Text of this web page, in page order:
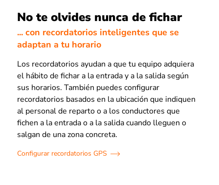
No te olvides nunca de fichar
... con recordatorios inteligentes que se
adaptan a tu horario
Los recordatorios ayudan a que tu equipo adquiera
el hábito de fichar a la entrada y a la salida según
sus horarios. También puedes configurar
recordatorios basados en la ubicación que indiquen
al personal de reparto o a los conductores que
fichen a la entrada o a la salida cuando lleguen o
salgan de una zona concreta.
Configurar recordatorios GPS